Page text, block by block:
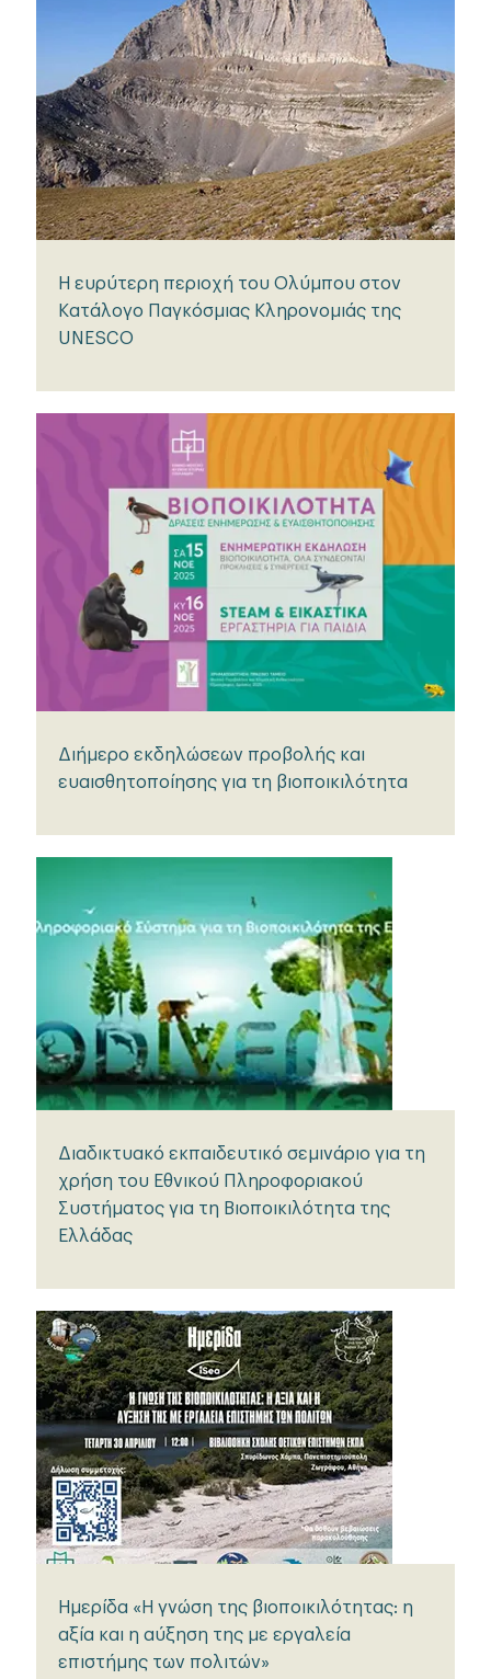
Η ευρύτερη περιοχή του Ολύμπου στον
Κατάλογο Παγκόσμιας Κληρονομιάς της
UNESCO
Διήμερο εκδηλώσεων προβολής και
ευαισθητοποίησης για τη βιοποικιλότητα
Διαδικτυακό εκπαιδευτικό σεμινάριο για τη
χρήση του Εθνικού Πληροφοριακού
Συστήματος για τη Βιοποικιλότητα της
Ελλάδας
Ημερίδα «Η γνώση της βιοποικιλότητας: η
αξία και η αύξηση της με εργαλεία
επιστήμης των πολιτών»